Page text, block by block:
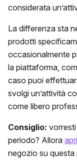
considerata
La differenza sta
prodotti
occasionalmente
la piattaforma,
caso puoi
svolgi un’attività
come libero
Consiglio:
periodo? Allora
negozio su questa